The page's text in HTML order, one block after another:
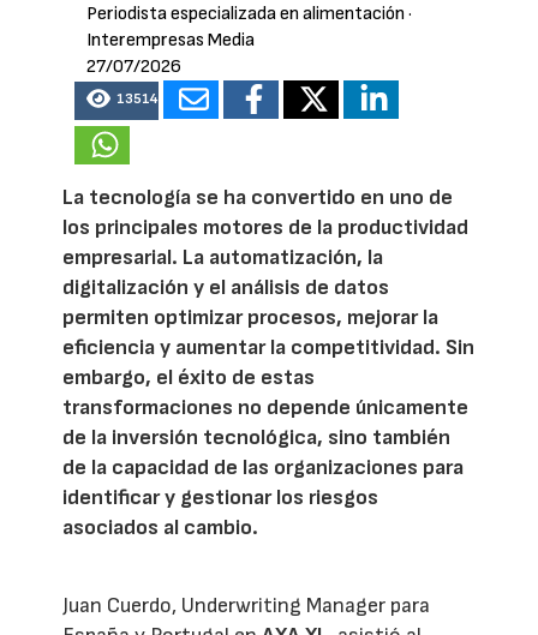
Periodista especializada en alimentación ·
Interempresas Media
27/07/2026
13514
La tecnología se ha convertido en uno de
los principales motores de la productividad
empresarial. La automatización, la
digitalización y el análisis de datos
permiten optimizar procesos, mejorar la
eficiencia y aumentar la competitividad. Sin
embargo, el éxito de estas
transformaciones no depende únicamente
de la inversión tecnológica, sino también
de la capacidad de las organizaciones para
identificar y gestionar los riesgos
asociados al cambio.
Juan Cuerdo, Underwriting Manager para